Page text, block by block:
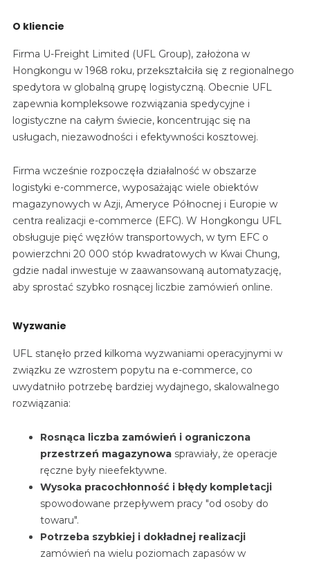
O kliencie
Firma U-Freight Limited (UFL Group), założona w
Hongkongu w 1968 roku, przekształciła się z regionalnego
spedytora w globalną grupę logistyczną. Obecnie UFL
zapewnia kompleksowe rozwiązania spedycyjne i
logistyczne na całym świecie, koncentrując się na
usługach, niezawodności i efektywności kosztowej.
Firma wcześnie rozpoczęła działalność w obszarze
logistyki e-commerce, wyposażając wiele obiektów
magazynowych w Azji, Ameryce Północnej i Europie w
centra realizacji e-commerce (EFC). W Hongkongu UFL
obsługuje pięć węzłów transportowych, w tym EFC o
powierzchni 20 000 stóp kwadratowych w Kwai Chung,
gdzie nadal inwestuje w zaawansowaną automatyzację,
aby sprostać szybko rosnącej liczbie zamówień online.
Wyzwanie
UFL stanęło przed kilkoma wyzwaniami operacyjnymi w
związku ze wzrostem popytu na e-commerce, co
uwydatniło potrzebę bardziej wydajnego, skalowalnego
rozwiązania:
Rosnąca liczba zamówień i ograniczona
przestrzeń magazynowa sprawiały, że operacje
ręczne były nieefektywne.
Wysoka pracochłonność i błędy kompletacji
spowodowane przepływem pracy "od osoby do
towaru".
Potrzeba szybkiej i dokładnej realizacji
zamówień na wielu poziomach zapasów w